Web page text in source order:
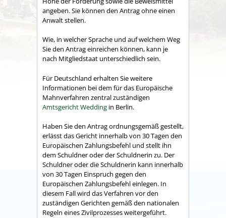
angeben.Sie können den Antrag ohne einen
Anwalt stellen.
Wie, in welcher Sprache und auf welchem Weg
Sie den Antrag einreichen können, kann je
nach Mitgliedstaat unterschiedlich sein.
Für Deutschland erhalten Sie weitere
Informationen bei dem für das Europäische
Mahnverfahren zentral zuständigen
Amtsgericht Wedding in Berlin.
Haben Sie den Antrag ordnungsgemäß gestellt,
erlässt das Gericht innerhalb von 30 Tagen den
Europäischen Zahlungsbefehl und stellt ihn
dem Schuldner oder der Schuldnerin zu. Der
Schuldner oder die Schuldnerin kann innerhalb
von 30 Tagen Einspruch gegen den
Europäischen Zahlungsbefehl einlegen. In
diesem Fall wird das Verfahren vor den
zuständigen Gerichten gemäß den nationalen
Regeln eines Zivilprozesses weitergeführt.